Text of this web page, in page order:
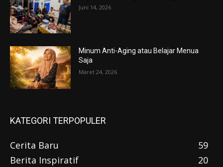
Juni 14, 2026
Minum Anti-Aging atau Belajar Menua
Saja
Maret 24, 2026
KATEGORI TERPOPULER
Cerita Baru
59
Berita Inspiratif
20